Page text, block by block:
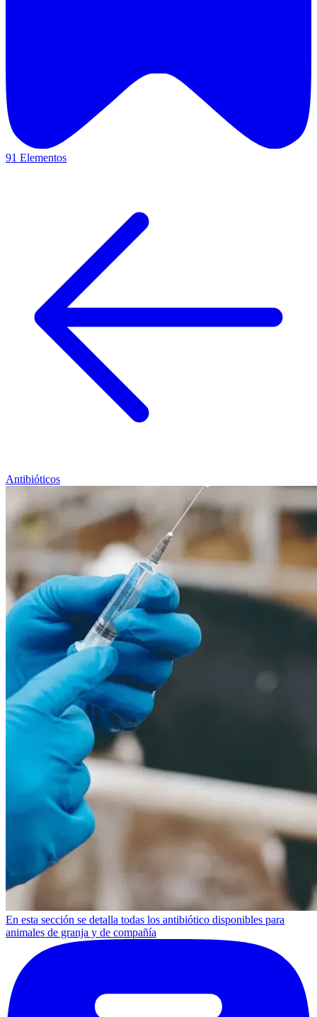
91 Elementos
Antibióticos
En esta sección se detalla todas los antibiótico disponibles para
animales de granja y de compañía